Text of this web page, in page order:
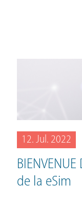
12. Jul. 2022
de la eSim